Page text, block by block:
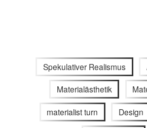
Spekulativer Realismus
Materialästhetik
materialist turn Design